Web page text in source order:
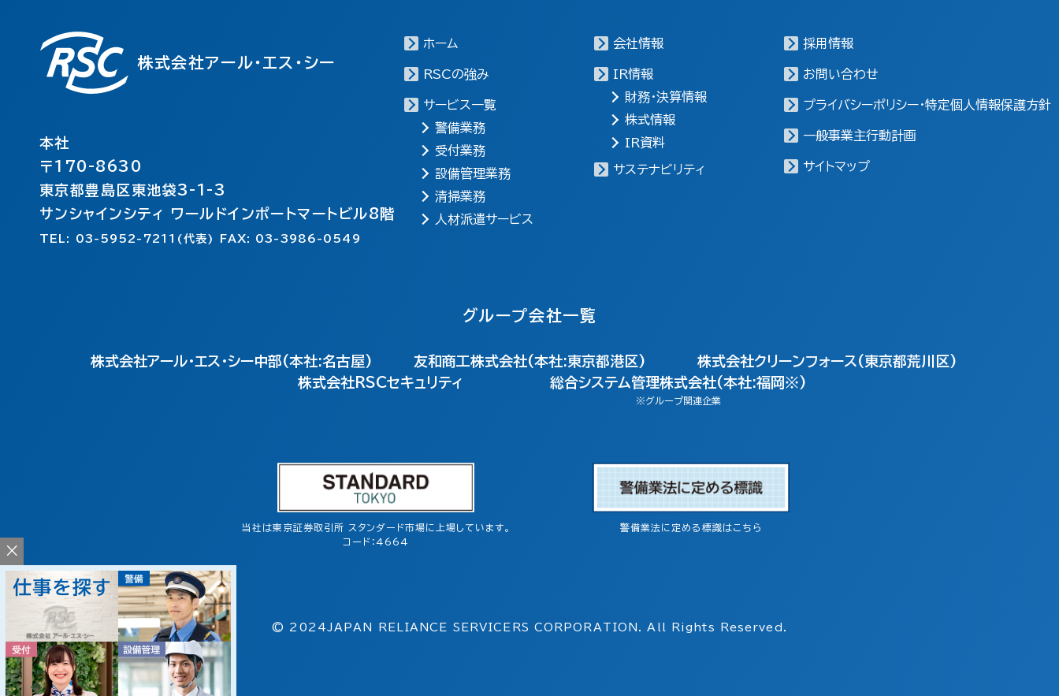
×
株式会社アール・エス・シー
本社
〒170-8630
東京都豊島区東池袋3-1-3
サンシャインシティ ワールドインポートマートビル8階
TEL: 03-5952-7211(代表) FAX: 03-3986-0549
ホーム
RSCの強み
サービス一覧
警備業務
受付業務
設備管理業務
清掃業務
人材派遣サービス
会社情報
IR情報
財務・決算情報
株式情報
IR資料
サステナビリティ
採用情報
お問い合わせ
プライバシーポリシー・特定個人情報保護方針
一般事業主行動計画
サイトマップ
グループ会社一覧
株式会社アール・エス・シー中部(本社:名古屋) 友和商工株式会社(本社:東京都港区)
株式会社クリーンフォース(東京都荒川区)
株式会社RSCセキュリティ
総合システム管理株式会社(本社:福岡※)
※グループ関連企業
当社は東京証券取引所 スタンダード市場に上場しています。
コード：4664
警備業法に定める標識はこちら
© 2024JAPAN RELIANCE SERVICERS CORPORATION. All Rights Reserved.